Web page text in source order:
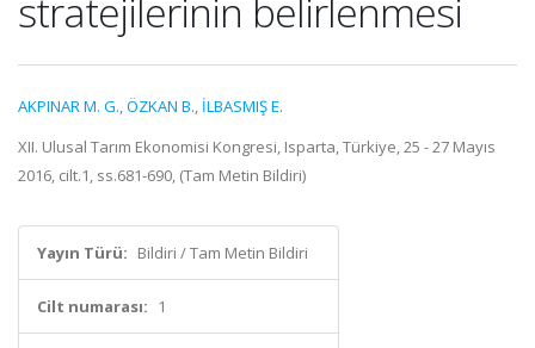
stratejilerinin belirlenmesi
AKPINAR M. G.,ÖZKAN B., İLBASMIŞ E.
XII. Ulusal Tarım Ekonomisi Kongresi, Isparta, Türkiye, 25 - 27 Mayıs
2016, cilt.1, ss.681-690, (Tam Metin Bildiri)
Yayın Türü: Bildiri / Tam Metin Bildiri
Cilt numarası: 1